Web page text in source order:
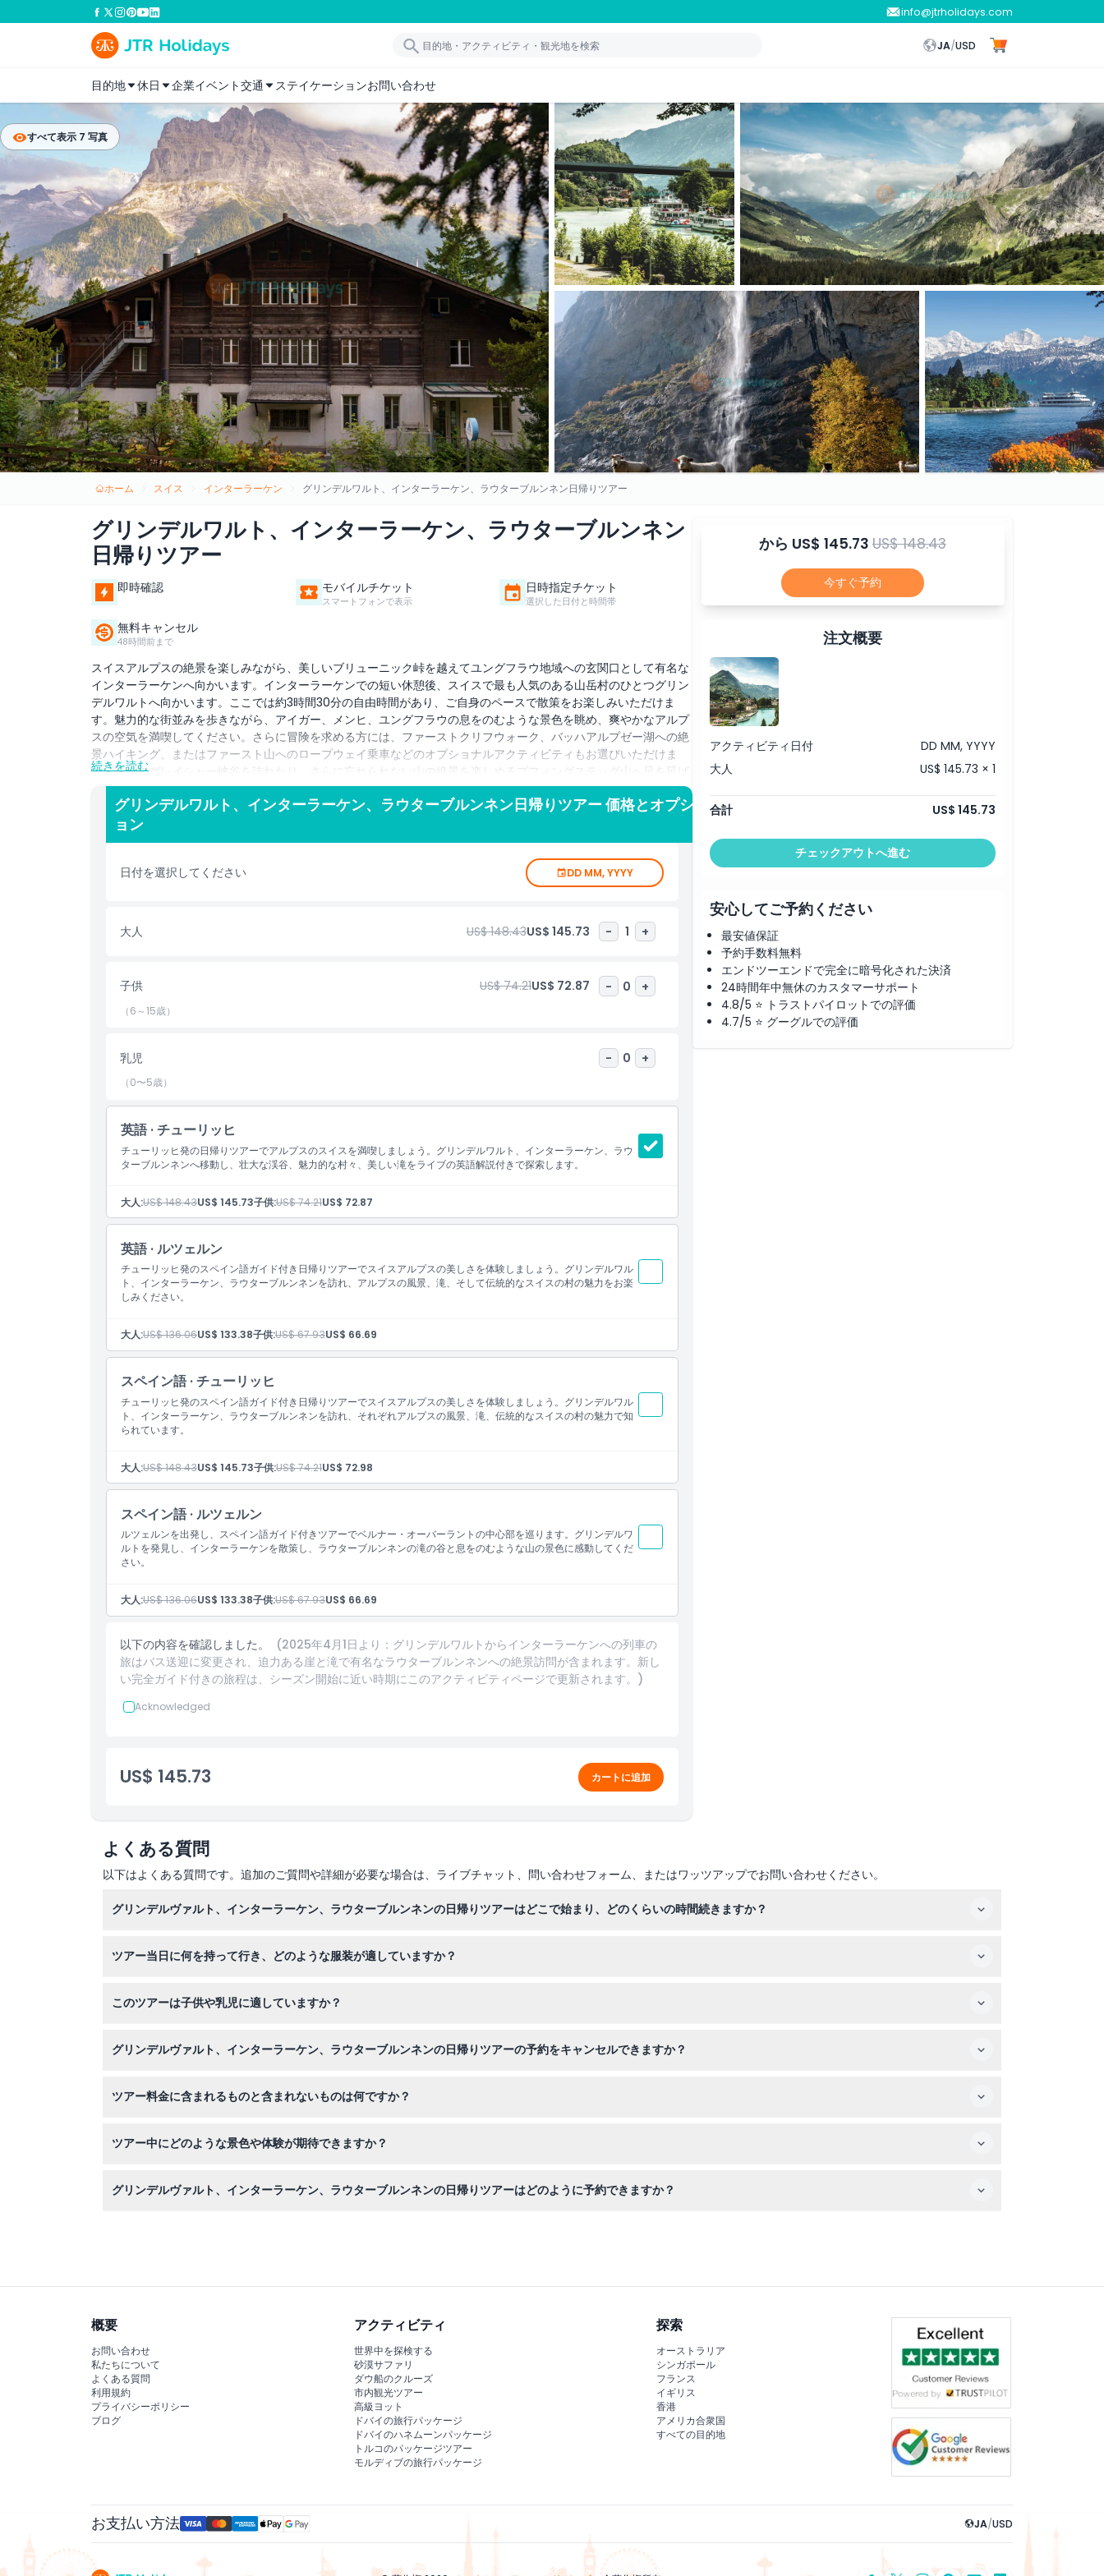
info@jtrholidays.com
JA/USD
目的地 休日 企業イベント交通 ステイケーションお問い合わせ
すべて表示 7 写真
ホーム スイス インターラーケン グリンデルワルト、インターラーケン、ラウターブルンネン日帰りツアー
グリンデルワルト、インターラーケン、ラウターブルンネン
日帰りツアー
即時確認 モバイルチケット
スマートフォンで表示
日時指定チケット
選択した日付と時間帯
無料キャンセル
48時間前まで
スイスアルプスの絶景を楽しみながら、美しいブリューニック峠を越えてユングフラウ地域への玄関口として有名な
インターラーケンへ向かいます。インターラーケンでの短い休憩後、スイスで最も人気のある山岳村のひとつグリン
デルワルトへ向かいます。ここでは約3時間30分の自由時間があり、ご自身のペースで散策をお楽しみいただけま
す。魅力的な街並みを歩きながら、アイガー、メンヒ、ユングフラウの息をのむような景色を眺め、爽やかなアルプ
スの空気を満喫してください。さらに冒険を求める方には、ファーストクリフウォーク、バッハアルプゼー湖への絶
景ハイキング、またはファースト山へのロープウェイ乗車などのオプショナルアクティビティもお選びいただけま
す。圧巻のグレイシャー峡谷を訪れたり、さらに忘れられない山の絶景を楽しめるプフィングステッグ山へ足を延ば
すことも可能です。午後は、そびえ立つ断崖や滝に囲まれた絵葉書のような村、ラウターブルンネンへ向かいます。
その静かな美しさを発見し、有名なスタウバッハの滝を訪れて、魔法のような風景を楽しんでください。その後、出
発地点へ戻ります。スケジュールにより、ツアーは逆ルートで行われる場合もあり、最初にラウターブルンネンを訪
れ、その後グリンデルワルトとインターラーケンへ向かうこともあります。ご希望であれば、より販売に特化した旅
子供／大人ポリシー
注意事項
場所
キャンセルポリシー
続きを読む
グリンデルワルト、インターラーケン、ラウターブルンネン日帰りツアー 価格とオプシ
ョン
日付を選択してください DD MM, YYYY
大人 US$ 148.43US$ 145.73 - 1 +
子供 US$ 74.21US$ 72.87 - 0 +
（6～15歳）
乳児 - 0 +
（0〜5歳）
英語 · チューリッヒ
チューリッヒ発の日帰りツアーでアルプスのスイスを満喫しましょう。グリンデルワルト、インターラーケン、ラウ
ターブルンネンへ移動し、壮大な渓谷、魅力的な村々、美しい滝をライブの英語解説付きで探索します。
大人:US$ 148.43US$ 145.73子供:US$ 74.21US$ 72.87
英語 · ルツェルン
チューリッヒ発のスペイン語ガイド付き日帰りツアーでスイスアルプスの美しさを体験しましょう。グリンデルワル
ト、インターラーケン、ラウターブルンネンを訪れ、アルプスの風景、滝、そして伝統的なスイスの村の魅力をお楽
しみください。
大人:US$ 136.06US$ 133.38子供:US$ 67.93US$ 66.69
スペイン語 · チューリッヒ
チューリッヒ発のスペイン語ガイド付き日帰りツアーでスイスアルプスの美しさを体験しましょう。グリンデルワル
ト、インターラーケン、ラウターブルンネンを訪れ、それぞれアルプスの風景、滝、伝統的なスイスの村の魅力で知
られています。
大人:US$ 148.43US$ 145.73子供:US$ 74.21US$ 72.98
スペイン語 · ルツェルン
ルツェルンを出発し、スペイン語ガイド付きツアーでベルナー・オーバーラントの中心部を巡ります。グリンデルワ
ルトを発見し、インターラーケンを散策し、ラウターブルンネンの滝の谷と息をのむような山の景色に感動してくだ
さい。
大人:US$ 136.06US$ 133.38子供:US$ 67.93US$ 66.69
以下の内容を確認しました。
(2025年4月1日より：グリンデルワルトからインターラーケンへの列車の
旅はバス送迎に変更され、迫力ある崖と滝で有名なラウターブルンネンへの絶景訪問が含まれます。新し
い完全ガイド付きの旅程は、シーズン開始に近い時期にこのアクティビティページで更新されます。)
Acknowledged
US$ 145.73 カートに追加
から US$ 145.73US$ 148.43
今すぐ予約
注文概要
アクティビティ日付
DD MM, YYYY
大人
US$ 145.73 × 1
合計 US$ 145.73
チェックアウトへ進む
安心してご予約ください
最安値保証
予約手数料無料
エンドツーエンドで完全に暗号化された決済
24時間年中無休のカスタマーサポート
4.8/5 ⭐ トラストパイロットでの評価
4.7/5 ⭐ グーグルでの評価
よくある質問
以下はよくある質問です。追加のご質問や詳細が必要な場合は、ライブチャット、問い合わせフォーム、またはワッツアップでお問い合わせください。
グリンデルヴァルト、インターラーケン、ラウターブルンネンの日帰りツアーはどこで始まり、どのくらいの時間続きますか？
続きます。チェックインのために15分前には到着してください。
ツアー当日に何を持って行き、どのような服装が適していますか？
このツアーは子供や乳児に適していますか？
グリンデルヴァルト、インターラーケン、ラウターブルンネンの日帰りツアーの予約をキャンセルできますか？
ツアー料金に含まれるものと含まれないものは何ですか？
事、飲み物、個人的な費用は含まれていません。
ツアー中にどのような景色や体験が期待できますか？
れます。オプションでファーストクリフウォークやファースト山のロープウェイなどの追加アクティビティも楽しめます。
グリンデルヴァルト、インターラーケン、ラウターブルンネンの日帰りツアーはどのように予約できますか？
概要
お問い合わせ
私たちについて
よくある質問
利用規約
プライバシーポリシー
ブログ
アクティビティ
世界中を探検する
砂漠サファリ
ダウ船のクルーズ
市内観光ツアー
高級ヨット
ドバイの旅行パッケージ
ドバイのハネムーンパッケージ
トルコのパッケージツアー
モルディブの旅行パッケージ
探索
オーストラリア
シンガポール
フランス
イギリス
香港
アメリカ合衆国
すべての目的地
お支払い方法 JA/USD